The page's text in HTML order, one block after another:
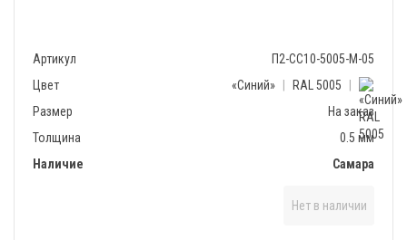
Артикул
П2-СС10-5005-М-05
Цвет
«Синий» RAL 5005
Размер
На заказ
Толщина
0.5 мм
Наличие
Самара
Нет в наличии